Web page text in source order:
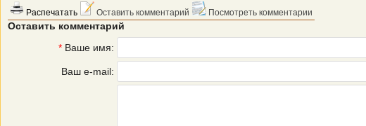
Распечатать Оставить комментарий Посмотреть комментарии
Оставить комментарий
* Ваше имя:
Ваш e-mail: